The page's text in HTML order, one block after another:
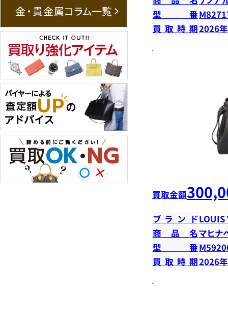
型番
買取時期2026
買取金額
ブランドLOUIS
商品名マヒナ
型番
買取時期2026